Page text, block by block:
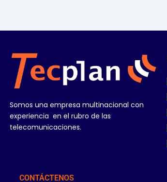
Somos una empresa multinacional con
experiencia en el rubro de las
telecomunicaciones.
CONTÁCTENOS